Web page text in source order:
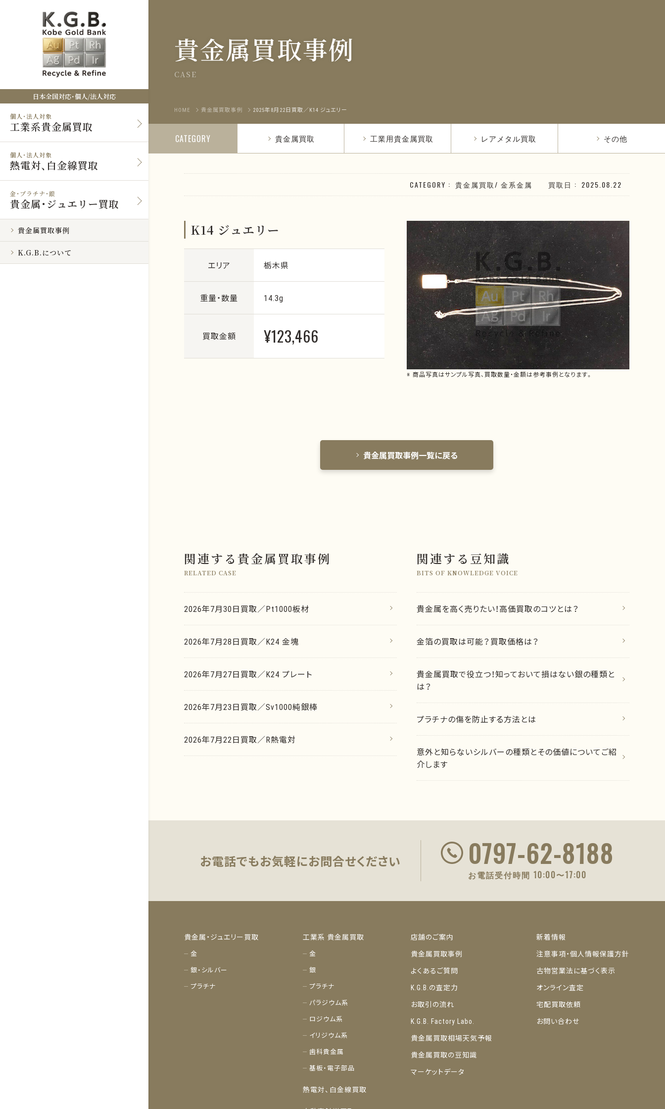
日本全国対応・個人/法人対応
個人・法人対象
工業系貴金属買取
個人・法人対象
熱電対、白金線買取
金・プラチナ・銀
貴金属・ジュエリー買取
貴金属買取事例
K.G.B.について
貴金属買取事例
CASE
HOME 貴金属買取事例 2025年8月22日買取／K14 ジュエリー
CATEGORY 貴金属買取 工業用貴金属買取 レアメタル買取 その他
CATEGORY 貴金属買取/ 金系金属 買取日 2025.08.22
※ 商品写真はサンプル写真、買取数量・金額は参考事例となります。
K14 ジュエリー
エリア 栃木県
重量・数量 14.3g
買取金額 ¥123,466
貴金属買取事例一覧に戻る
関連する貴金属買取事例
RELATED CASE
2026年7月30日買取／Pt1000板材
2026年7月28日買取／K24 金塊
2026年7月27日買取／K24 プレート
2026年7月23日買取／Sv1000純銀棒
2026年7月22日買取／R熱電対
関連する豆知識
BITS OF KNOWLEDGE VOICE
貴金属を高く売りたい！高価買取のコツとは？
金箔の買取は可能？買取価格は？
貴金属買取で役立つ！知っておいて損はない銀の種類と
は？
プラチナの傷を防止する方法とは
意外と知らないシルバーの種類とその価値についてご紹
介します
お電話でもお気軽にお問合せください 0797-62-8188
お電話受付時間 10:00〜17:00
貴金属・ジュエリー買取
金
銀・シルバー
プラチナ
工業系 貴金属買取
金
銀
プラチナ
パラジウム系
ロジウム系
イリジウム系
歯科貴金属
基板・電子部品
熱電対、白金線買取
店舗のご案内
貴金属買取事例
よくあるご質問
K.G.B.の査定力
お取引の流れ
K.G.B. Factory Labo.
貴金属買取相場天気予報
貴金属買取の豆知識
マーケットデータ
新着情報
注意事項・個人情報保護方針
古物営業法に基づく表示
オンライン査定
宅配買取依頼
お問い合わせ